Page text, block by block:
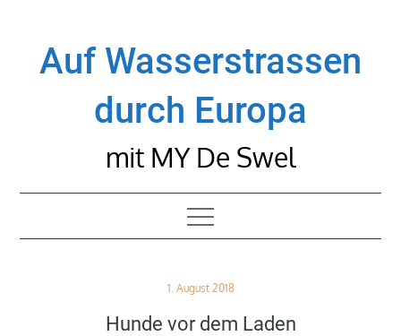
contentAuf Wasserstrassen
durch Europa
mit MY De Swel
Posted
1. August 2018
Hunde vor dem Laden